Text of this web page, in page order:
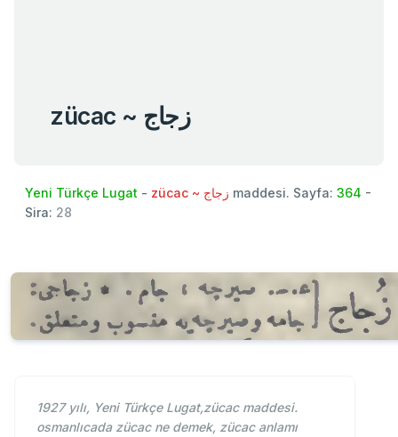
zücac ~ زجاج
Yeni Türkçe Lugat - zücac ~ زجاج maddesi. Sayfa: 364 -
Sira: 28
1927 yılı, Yeni Türkçe Lugat,zücac maddesi.
osmanlıcada zücac ne demek, zücac anlamı